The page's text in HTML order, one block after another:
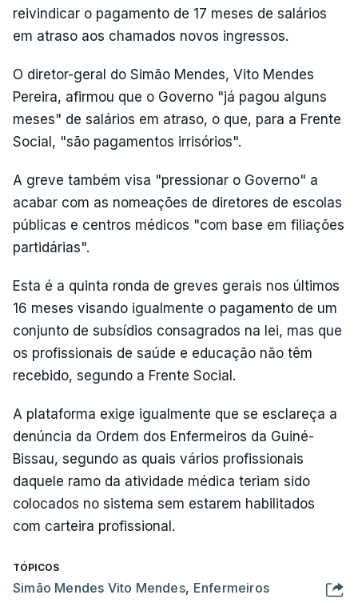
reivindicar o pagamento de 17 meses de salários
em atraso aos chamados novos ingressos.
O diretor-geral do Simão Mendes, Vito Mendes
Pereira, afirmou que o Governo "já pagou alguns
meses" de salários em atraso, o que, para a Frente
Social, "são pagamentos irrisórios".
A greve também visa "pressionar o Governo" a
acabar com as nomeações de diretores de escolas
públicas e centros médicos "com base em filiações
partidárias".
Esta é a quinta ronda de greves gerais nos últimos
16 meses visando igualmente o pagamento de um
conjunto de subsídios consagrados na lei, mas que
os profissionais de saúde e educação não têm
recebido, segundo a Frente Social.
A plataforma exige igualmente que se esclareça a
denúncia da Ordem dos Enfermeiros da Guiné-
Bissau, segundo as quais vários profissionais
daquele ramo da atividade médica teriam sido
colocados no sistema sem estarem habilitados
com carteira profissional.
TÓPICOS
Simão Mendes Vito Mendes, Enfermeiros